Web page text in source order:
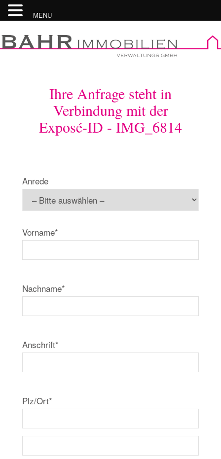
to
content
Ihre Anfrage steht in
Verbindung mit der
Exposé-ID - IMG_6814
Anrede
Vorname*
Nachname*
Anschrift*
Plz/Ort*
MENU